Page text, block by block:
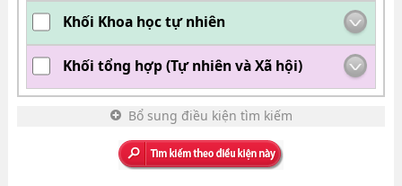
Khối Khoa học tự nhiên
Khối tổng hợp (Tự nhiên và Xã hội)
Bổ sung điều kiện tìm kiếm